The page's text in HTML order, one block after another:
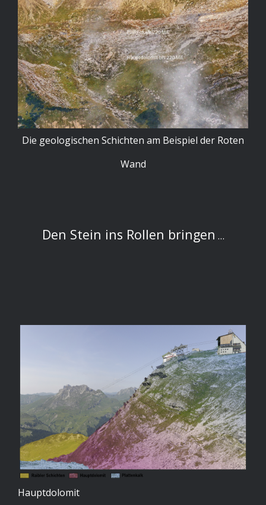
Die geologischen Schichten am Beispiel der Roten
Wand
Den Stein ins Rollen bringen …
Hauptdolomit